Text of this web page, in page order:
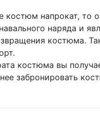
костюм напрокат, то
наряда и
костюма.
костюма вы
забронировать